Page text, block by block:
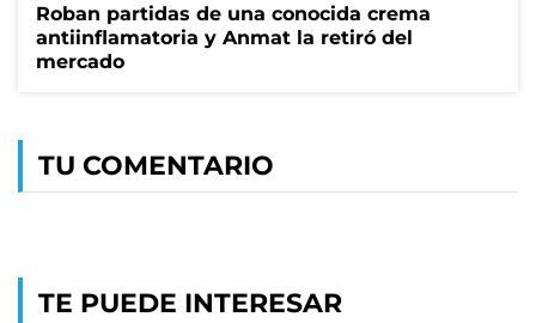
Roban partidas de una conocida crema
antiinflamatoria y Anmat la retiró del
mercado
TU COMENTARIO
TE PUEDE INTERESAR